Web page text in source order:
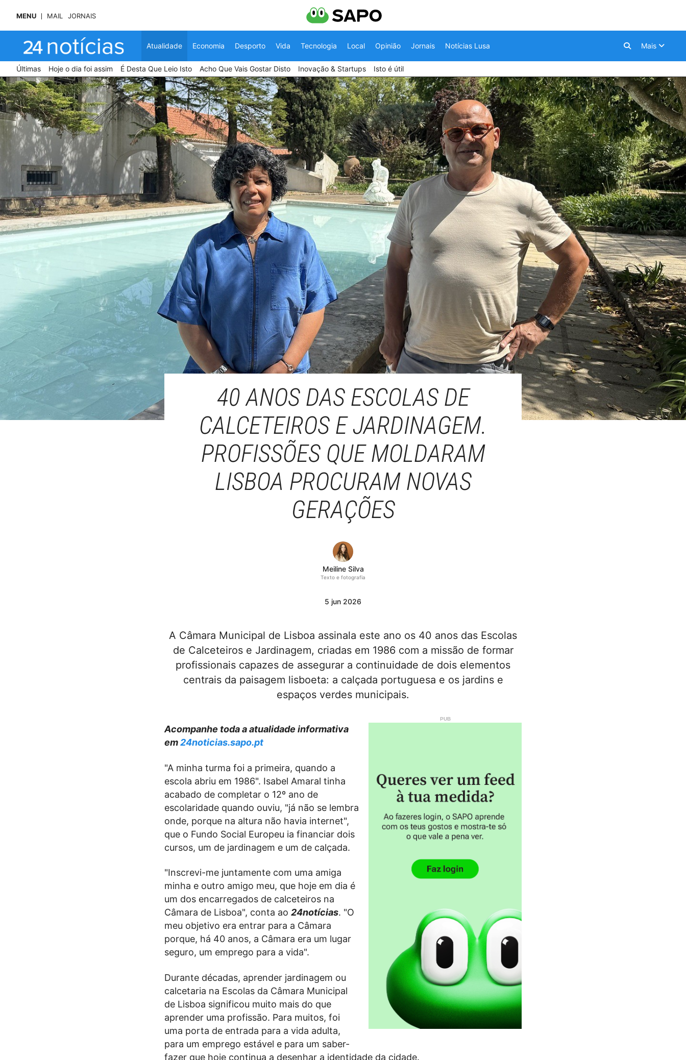
MENU MAIL JORNAIS
Atualidade Economia Desporto Vida Tecnologia Local Opinião Jornais Notícias Lusa Mais
Últimas Hoje o dia foi assim É Desta Que Leio Isto Acho Que Vais Gostar Disto Inovação & Startups Isto é útil
40 ANOS DAS ESCOLAS DE
CALCETEIROS E JARDINAGEM.
PROFISSÕES QUE MOLDARAM
LISBOA PROCURAM NOVAS
GERAÇÕES
Meiline Silva
Texto e fotografia
5 jun 2026
A Câmara Municipal de Lisboa assinala este ano os 40 anos das Escolas
de Calceteiros e Jardinagem, criadas em 1986 com a missão de formar
profissionais capazes de assegurar a continuidade de dois elementos
centrais da paisagem lisboeta: a calçada portuguesa e os jardins e
espaços verdes municipais.
Meiline Silva | MadreMedia
Acompanhe toda a atualidade informativa
em24noticias.sapo.pt
"A minha turma foi a primeira, quando a
escola abriu em 1986". Isabel Amaral tinha
acabado de completar o 12º ano de
escolaridade quando ouviu, "já não se lembra
onde, porque na altura não havia internet",
que o Fundo Social Europeu ia financiar dois
cursos, um de jardinagem e um de calçada.
"Inscrevi-me juntamente com uma amiga
minha e outro amigo meu, que hoje em dia é
um dos encarregados de calceteiros na
Câmara de Lisboa", conta ao 24notícias. "O
meu objetivo era entrar para a Câmara
porque, há 40 anos, a Câmara era um lugar
seguro, um emprego para a vida".
Durante décadas, aprender jardinagem ou
calcetaria na Escolas da Câmara Municipal
de Lisboa significou muito mais do que
aprender uma profissão. Para muitos, foi
uma porta de entrada para a vida adulta,
para um emprego estável e para um saber-
fazer que hoje continua a desenhar a identidade da cidade.